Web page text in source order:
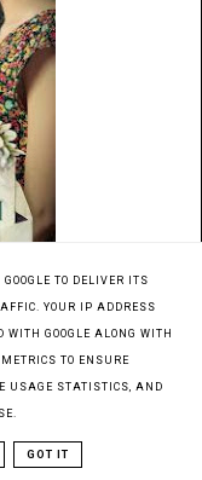
TO DELIVER ITS
YOUR IP ADDRESS
GOOGLE ALONG WITH
TO ENSURE
USAGE STATISTICS, AND
GOT IT